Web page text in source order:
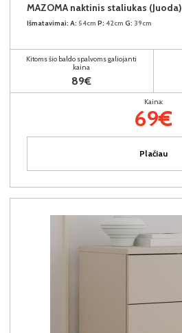
MAZOMA naktinis staliukas (Juoda)
Išmatavimai: A: 54cm P: 42cm G: 39cm
Kitoms šio baldo spalvoms galiojanti
kaina
89€
Kaina:
69€
Plačiau